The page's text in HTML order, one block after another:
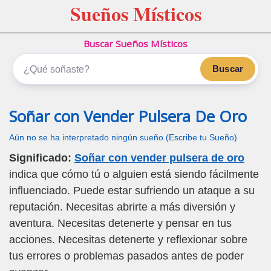
Sueños Místicos
Buscar Sueños Místicos
Buscar
Soñar con Vender Pulsera De Oro
Aún no se ha interpretado ningún sueño (Escribe tu Sueño)
Significado: Soñar con vender pulsera de oro
indica que cómo tú o alguien está siendo fácilmente
influenciado. Puede estar sufriendo un ataque a su
reputación. Necesitas abrirte a más diversión y
aventura. Necesitas detenerte y pensar en tus
acciones. Necesitas detenerte y reflexionar sobre
tus errores o problemas pasados antes de poder